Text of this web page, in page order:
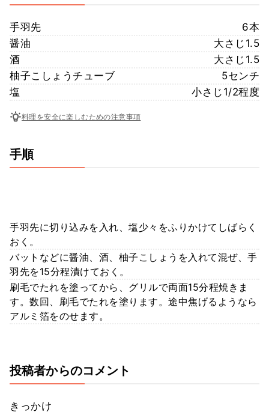
手羽先
6本
醤油
大さじ1.5
酒
大さじ1.5
柚子こしょうチューブ
5センチ
塩
小さじ1/2程度
料理を安全に楽しむための注意事項
手順
手羽先に切り込みを入れ、塩少々をふりかけてしばらく
おく。
バットなどに醤油、酒、柚子こしょうを入れて混ぜ、手
羽先を15分程漬けておく。
刷毛でたれを塗ってから、グリルで両面15分程焼きま
す。数回、刷毛でたれを塗ります。途中焦げるようなら
アルミ箔をのせます。
投稿者からのコメント
きっかけ